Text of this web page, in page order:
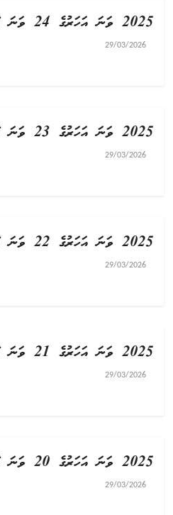
2025 ވަނަ އަހަރުގެ 24 ވަނަ ޢާއްމު ޖަލްސާގެ އެޖެންޑާ
29/03/2026
2025 ވަނަ އަހަރުގެ 23 ވަނަ ޢާއްމު ޖަލްސާގެ އެޖެންޑާ
29/03/2026
2025 ވަނަ އަހަރުގެ 22 ވަނަ ޢާއްމު ޖަލްސާގެ އެޖެންޑާ
29/03/2026
2025 ވަނަ އަހަރުގެ 21 ވަނަ ޢާއްމު ޖަލްސާގެ އެޖެންޑާ
29/03/2026
2025 ވަނަ އަހަރުގެ 20 ވަނަ ޢާއްމު ޖަލްސާގެ އެޖެންޑާ
29/03/2026